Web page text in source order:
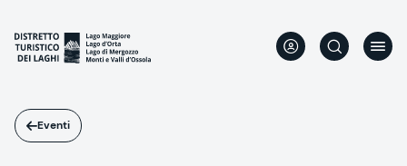
contenuto
principale
Eventi